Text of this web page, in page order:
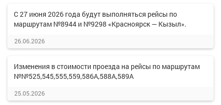
С 27 июня 2026 года будут выполняться рейсы по
маршрутам №8944 и №9298 «Красноярск — Кызыл».
26.06.2026
Изменения в стоимости проезда на рейсы по маршрутам
№№525,545,555,559,586А,588А,589А
25.05.2026